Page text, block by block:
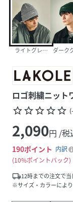
ライトグレー(12)ダーク
ロゴ刺繍ニット
star_borderstar_borderstar_borderstar_borderstar_border (-
2,090円 /税
190ポイント 内訳
10%ポイントバック
local_shipping12時までの注文で
※サイズ・カラーにより